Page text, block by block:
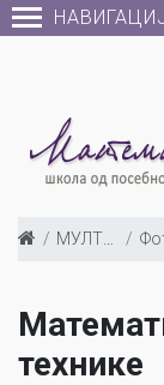
МУЛТИМЕДИЈА Фото
технике